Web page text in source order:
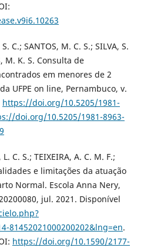
C.; SANTOS, M. C. S.; SILVA, S.
M. K. S. Consulta de
em menores de 2
UFPE on line, Pernambuco, v.
https://doi.org/10.5205/1981-
doi.org/10.5205/1981-8963-
L. C. S.; TEIXEIRA, A. C. M. F.;
e limitações da atuação
Normal. Escola Anna Nery,
jul. 2021. Disponível
81452021000200202&lng=en.
https://doi.org/10.1590/2177-